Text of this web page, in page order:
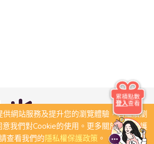
網站服務及提升您的瀏覽體驗，若繼續瀏
我們對Cookie的使用。更多關於隱私保護
查看我們的隱私權保護政策。
累積點數
登入查看